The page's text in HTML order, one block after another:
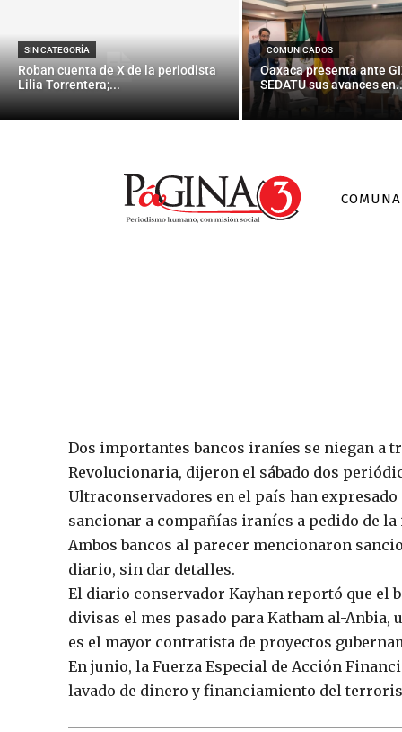
SIN CATEGORÍA
Roban cuenta de X de la periodista
Lilia Torrentera;...
COMUNICADOS
Oaxaca presenta ante
SEDATU sus avances
Dos importantes bancos iraníes se niegan a
Revolucionaria, dijeron el sábado dos
Ultraconservadores en el país han
sancionar a compañías iraníes a pedido de
Ambos bancos al parecer mencionaron
diario, sin dar detalles.
El diario conservador Kayhan reportó que el
divisas el mes pasado para Katham al-
es el mayor contratista de proyectos
En junio, la Fuerza Especial de Acción
lavado de dinero y financiamiento del